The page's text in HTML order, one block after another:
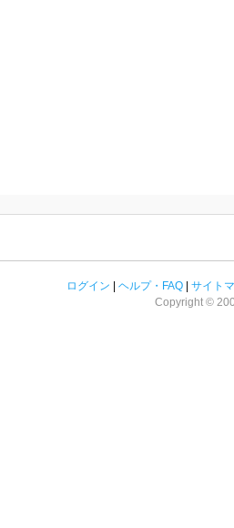
ログイン ヘルプ・FAQ
サイト
Copyright ©